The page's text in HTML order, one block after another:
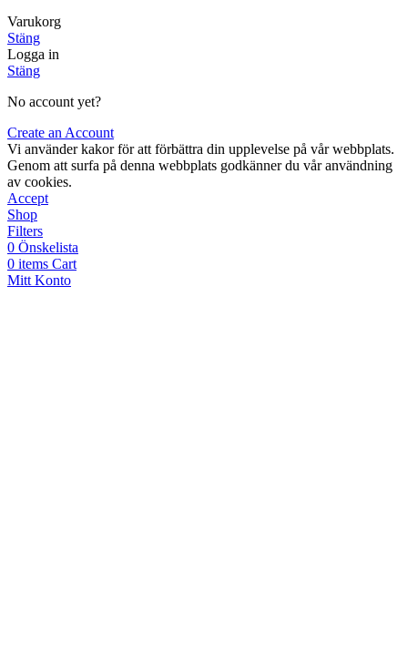
Varukorg
Stäng
Logga in
Stäng
No account yet?
Create an Account
Vi använder kakor för att förbättra din upplevelse på vår webbplats.
Genom att surfa på denna webbplats godkänner du vår användning
av cookies.
Accept
Shop
Filters
0 Önskelista
0 items Cart
Mitt Konto